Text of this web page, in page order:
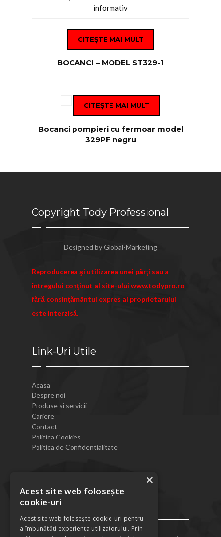
CITEȘTE MAI MULT
BOCANCI – MODEL ST329-1
CITEȘTE MAI MULT
Bocanci pompieri cu fermoar model
329PF negru
Copyright Tody Professional
Designed byGlobal-Marketing
Reproducerea şi utilizarea unei părţi sau a
întregului conţinut al site-ului www.todypro.ro
fără consinţământul expres al proprietarului
este interzisă.
Link-Uri Utile
Acasa
Despre noi
Produse si servicii
Cariere
Contact
Politica Cookies
Politica de Confidentialitate
Contact
×
Acest site web folosește
cookie-uri
Acest site web folosește cookie-uri pentru
a îmbunătăți experiența utilizatorului. Prin